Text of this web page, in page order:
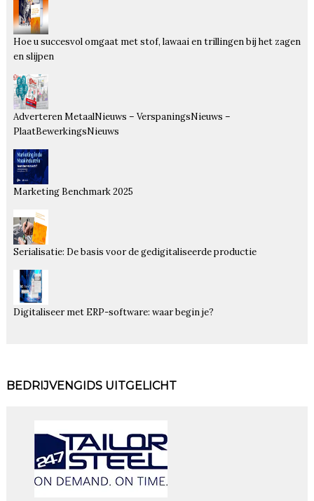
Hoe u succesvol omgaat met stof, lawaai en trillingen bij het zagen
en slijpen
Adverteren MetaalNieuws – VerspaningsNieuws –
PlaatBewerkingsNieuws
Marketing Benchmark 2025
Serialisatie: De basis voor de gedigitaliseerde productie
Digitaliseer met ERP-software: waar begin je?
BEDRIJVENGIDS UITGELICHT